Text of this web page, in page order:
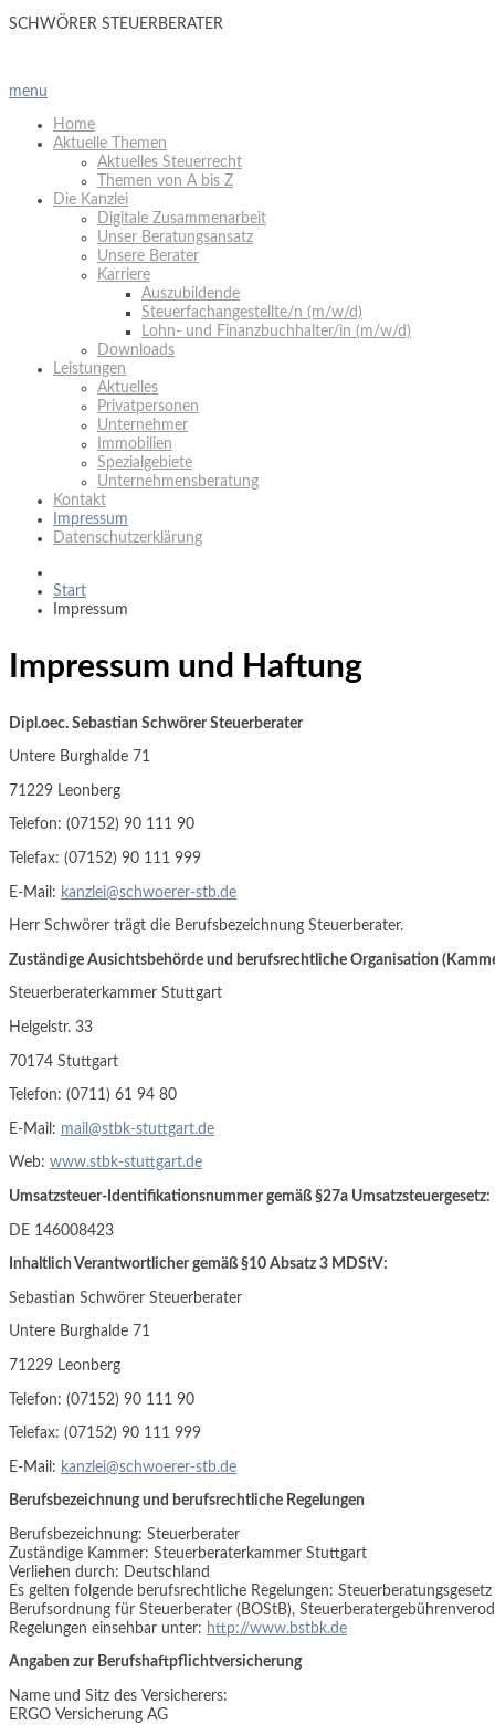
SCHWÖRER STEUERBERATER
menu
Home
Aktuelle Themen
Aktuelles Steuerrecht
Themen von A bis Z
Die Kanzlei
Digitale Zusammenarbeit
Unser Beratungsansatz
Unsere Berater
Karriere
Auszubildende
Steuerfachangestellte/n (m/w/d)
Lohn- und Finanzbuchhalter/in (m/w/d)
Downloads
Leistungen
Aktuelles
Privatpersonen
Unternehmer
Immobilien
Spezialgebiete
Unternehmensberatung
Kontakt
Impressum
Datenschutzerklärung
Start
Impressum
Impressum und Haftung
Dipl.oec. Sebastian Schwörer Steuerberater
Untere Burghalde 71
71229 Leonberg
Telefon: (07152) 90 111 90
Telefax: (07152) 90 111 999
E-Mail: kanzlei@schwoerer-stb.de
Herr Schwörer trägt die Berufsbezeichnung Steuerberater.
Zuständige Ausichtsbehörde und berufsrechtliche Organisation
Steuerberaterkammer Stuttgart
Helgelstr. 33
70174 Stuttgart
Telefon: (0711) 61 94 80
E-Mail: mail@stbk-stuttgart.de
Web: www.stbk-stuttgart.de
Umsatzsteuer-Identifikationsnummer gemäß §27a Umsatzsteuergesetz:
DE 146008423
Inhaltlich Verantwortlicher gemäß §10 Absatz 3 MDStV:
Sebastian Schwörer Steuerberater
Untere Burghalde 71
71229 Leonberg
Telefon: (07152) 90 111 90
Telefax: (07152) 90 111 999
E-Mail: kanzlei@schwoerer-stb.de
Berufsbezeichnung und berufsrechtliche Regelungen
Berufsbezeichnung: Steuerberater
Zuständige Kammer: Steuerberaterkammer Stuttgart
Verliehen durch: Deutschland
Es gelten folgende berufsrechtliche Regelungen:
Berufsordnung für Steuerberater (BOStB),
Regelungen einsehbar unter: http://www.bstbk.de
Angaben zur Berufshaftpflichtversicherung
Name und Sitz des Versicherers:
ERGO Versicherung AG